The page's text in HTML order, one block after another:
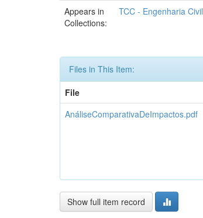
Appears in
Collections:
TCC - Engenharia Civil
Files in This Item:
File
AnáliseComparativaDeImpactos.pdf
Show full item record